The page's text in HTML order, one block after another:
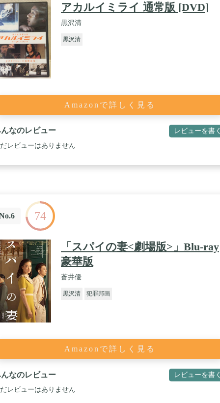
アカルイミライ 通常版 [DVD]
黒沢清
黒沢清
Amazonで詳しく見る
なのレビュー レビューを書
レビューはありません
74
「スパイの妻<劇場版>」Blu-ray
豪華版
蒼井優
黒沢清 犯罪邦画
Amazonで詳しく見る
なのレビュー レビューを書
レビューはありません